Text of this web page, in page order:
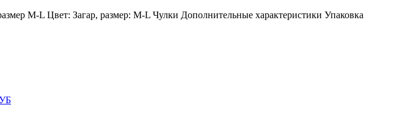
M-L Цвет: Загар, размер: M-L Чулки Дополнительные характеристики Упаковка